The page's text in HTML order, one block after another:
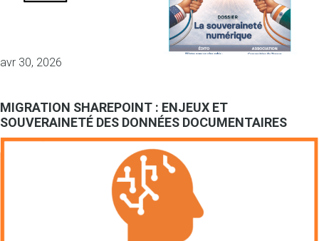
avr 30, 2026
MIGRATION SHAREPOINT : ENJEUX ET
SOUVERAINETÉ DES DONNÉES DOCUMENTAIRES